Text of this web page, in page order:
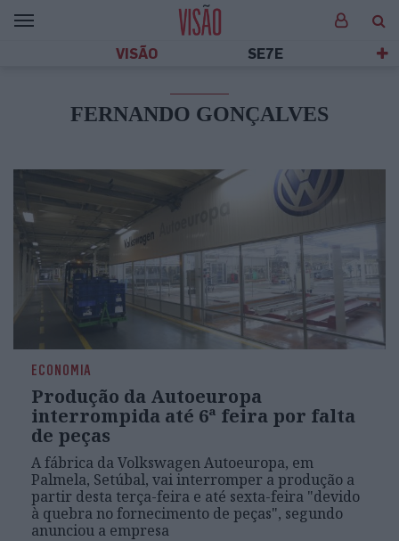
VISÃO SE7E
FERNANDO GONÇALVES
ECONOMIA
Produção da Autoeuropa
interrompida até 6ª feira por falta
de peças
A fábrica da Volkswagen Autoeuropa, em
Palmela, Setúbal, vai interromper a produção a
partir desta terça-feira e até sexta-feira "devido
à quebra no fornecimento de peças", segundo
anunciou a empresa